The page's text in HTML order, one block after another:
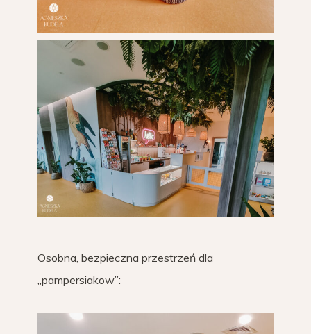
Osobna, bezpieczna przestrzeń dla
„pampersiakow”: